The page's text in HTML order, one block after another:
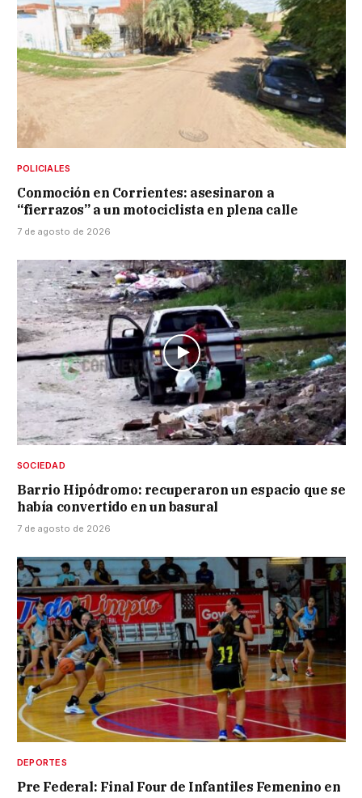
POLICIALES
Conmoción en Corrientes: asesinaron a
“fierrazos” a un motociclista en plena calle
7 de agosto de 2026
SOCIEDAD
Barrio Hipódromo: recuperaron un espacio que se
había convertido en un basural
7 de agosto de 2026
DEPORTES
Pre Federal: Final Four de Infantiles Femenino en